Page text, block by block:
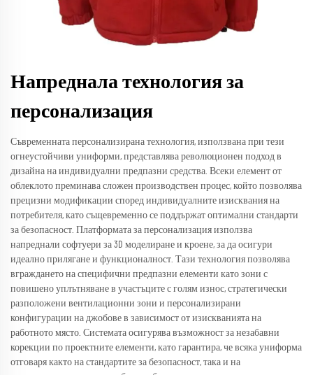
Напреднала технология за
персонализация
Съвременната персонализирана технология, използвана при тези
огнеустойчиви униформи, представлява революционен подход в
дизайна на индивидуални предпазни средства. Всеки елемент от
облеклото преминава сложен производствен процес, който позволява
прецизни модификации според индивидуалните изисквания на
потребителя, като същевременно се поддържат оптимални стандарти
за безопасност. Платформата за персонализация използва
напреднали софтуери за 3D моделиране и кроене, за да осигури
идеално прилягане и функционалност. Тази технология позволява
вграждането на специфични предпазни елементи като зони с
повишено уплътняване в участъците с голям износ, стратегически
разположени вентилационни зони и персонализирани
конфигурации на джобове в зависимост от изискванията на
работното място. Системата осигурява възможност за незабавни
корекции по проектните елементи, като гарантира, че всяка униформа
отговаря както на стандартите за безопасност, така и на